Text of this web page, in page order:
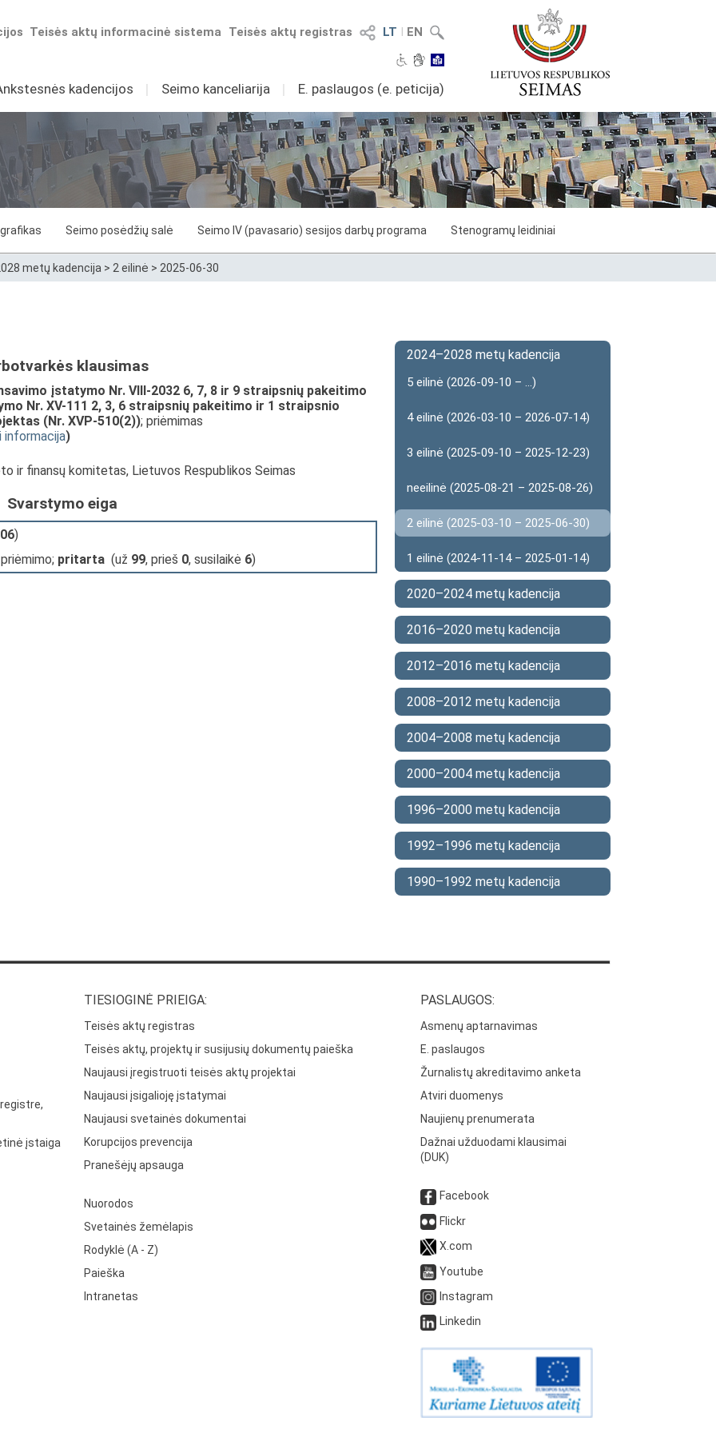
LT I EN
Teisės aktų registras
Teisės aktų informacinė sistema
kadencijos I Seimo kanceliarija I E. paslaugos (e. peticija)
grafikas Seimo posėdžių salė Seimo IV (pavasario) sesijos darbų programa Stenogramų leidiniai
metų kadencija > 2 eilinė > 2025-06-30
klausimas
įstatymo Nr. VIII-2032 6, 7, 8 ir 9 straipsnių pakeitimo
Nr. XV-111 2, 3, 6 straipsnių pakeitimo ir 1 straipsnio
(Nr. XVP-510(2)); priėmimas
informacija)
ir finansų komitetas, Lietuvos Respublikos Seimas
Svarstymo eiga
)
pritarta (už 99, prieš 0, susilaikė 6)
2024–2028 metų kadencija
5 eilinė (2026-09-10 – ...)
4 eilinė (2026-03-10 – 2026-07-14)
3 eilinė (2025-09-10 – 2025-12-23)
neeilinė (2025-08-21 – 2025-08-26)
2 eilinė (2025-03-10 – 2025-06-30)
1 eilinė (2024-11-14 – 2025-01-14)
2020–2024 metų kadencija
2016–2020 metų kadencija
2012–2016 metų kadencija
2008–2012 metų kadencija
2004–2008 metų kadencija
2000–2004 metų kadencija
1996–2000 metų kadencija
1992–1996 metų kadencija
1990–1992 metų kadencija
įstaiga
TIESIOGINĖ PRIEIGA:
Teisės aktų registras
Teisės aktų, projektų ir susijusių dokumentų paieška
Naujausi įregistruoti teisės aktų projektai
Naujausi įsigalioję įstatymai
Naujausi svetainės dokumentai
Korupcijos prevencija
Pranešėjų apsauga
Nuorodos
Svetainės žemėlapis
Rodyklė (A - Z)
Paieška
Intranetas
PASLAUGOS:
Asmenų aptarnavimas
E. paslaugos
Žurnalistų akreditavimo anketa
Atviri duomenys
Naujienų prenumerata
Dažnai užduodami klausimai
(DUK)
Facebook
Flickr
X.com
Youtube
Instagram
Linkedin